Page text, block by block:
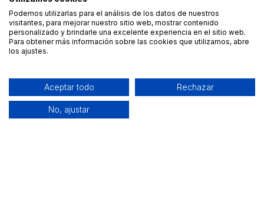
Podemos utilizarlas para el análisis de los datos de nuestros
visitantes, para mejorar nuestro sitio web, mostrar contenido
personalizado y brindarle una excelente experiencia en el sitio web.
Para obtener más información sobre las cookies que utilizamos, abre
los ajustes.
Aceptar todo Rechazar
No, ajustar